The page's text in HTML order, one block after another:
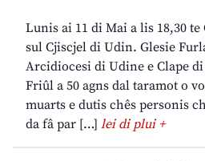
Lunis ai 11 di Mai a lis 18,30
sul Cjiscjel di Udin. Glesie
Arcidiocesi di Udine e Clape
Friûl a 50 agns dal taramot o
muarts e dutis chês personis
da fâ par […] lei di plui +